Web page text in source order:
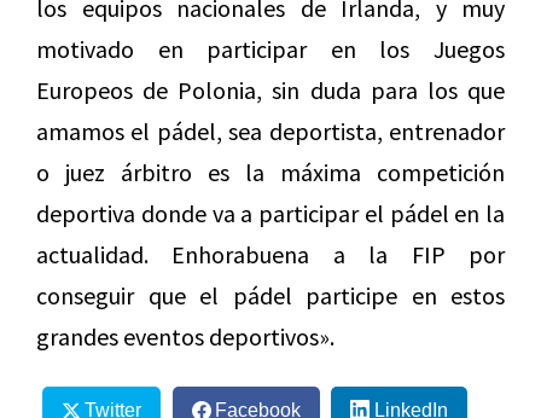
los equipos nacionales de Irlanda, y muy
motivado en participar en los Juegos
Europeos de Polonia, sin duda para los que
amamos el pádel, sea deportista, entrenador
o juez árbitro es la máxima competición
deportiva donde va a participar el pádel en la
actualidad. Enhorabuena a la FIP por
conseguir que el pádel participe en estos
grandes eventos deportivos».
Twitter Facebook LinkedIn